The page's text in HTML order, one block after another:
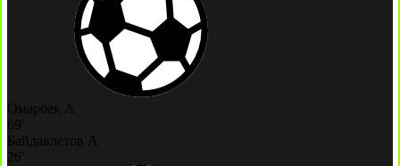
Омарбек А
69'
Байдавлетов А
26'